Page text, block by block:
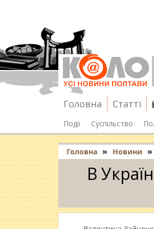
Головна Статті
Події Суспільство
Головна » Новини »
В